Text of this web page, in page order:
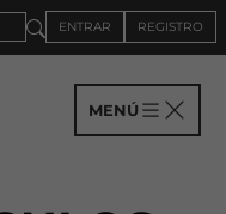
ENTRAR REGISTRO
MENÚ